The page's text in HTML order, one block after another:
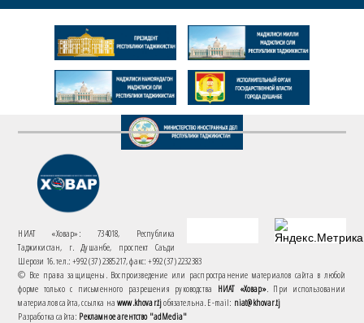
НИАТ «Ховар»: 734018, Республика
Таджикистан, г. Душанбе, проспект Саъди
Шерози 16. тел.: +992 (37) 2385217, факс: +992 (37) 2232383
© Все права защищены. Воспроизведение или распространение материалов сайта в любой
форме только с письменного разрешения руководства НИАТ «Ховар». При использовании
материалов сайта, ссылка наwww.khovar.tjобязательна. E-mail: niat@khovar.tj
Разработка сайта: Рекламное агентство "adMedia"